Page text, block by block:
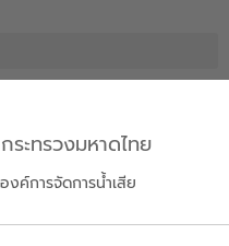
ระทรวงมหาดไทย
งค์การจัดการน้ำเสีย